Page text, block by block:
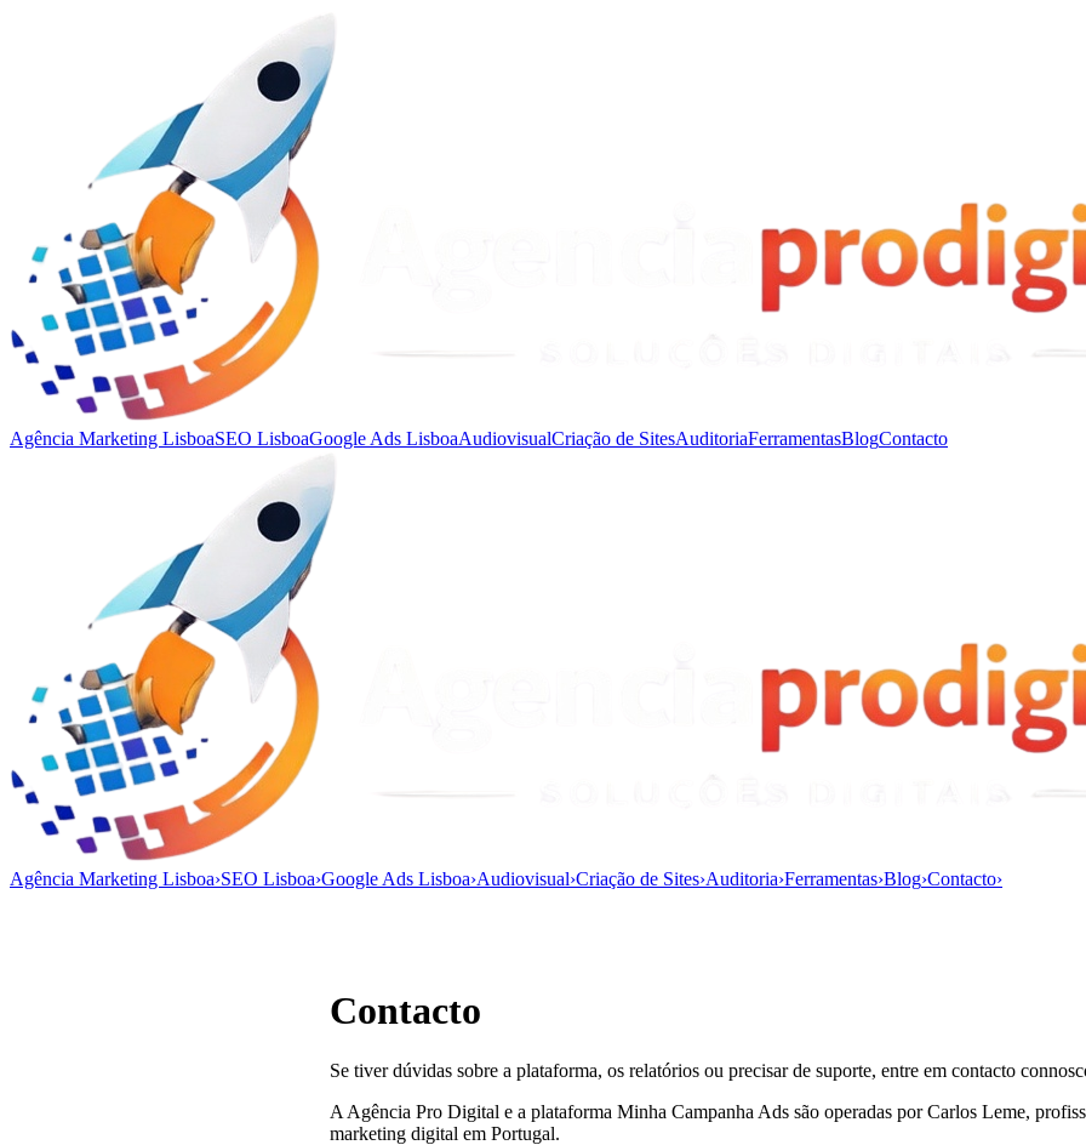
Agência Marketing LisboaSEO LisboaGoogle Ads LisboaAudiovisualCriação de SitesAuditoriaFerramentasBlogContacto
Agência Marketing Lisboa›SEO Lisboa›Google Ads Lisboa›Audiovisual›Criação de Sites›Auditoria›Ferramentas›Blog›Contacto›
Contacto
Se tiver dúvidas sobre a plataforma, os relatórios ou precisar de suporte, entre em contacto
A Agência Pro Digital e a plataforma Minha Campanha Ads são operadas por Carlos Leme,
marketing digital em Portugal.